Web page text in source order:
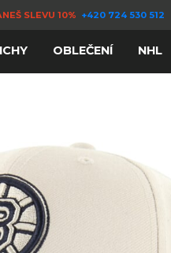
SLEVU 10% +420 724 530 512
OBLEČENÍ NHL